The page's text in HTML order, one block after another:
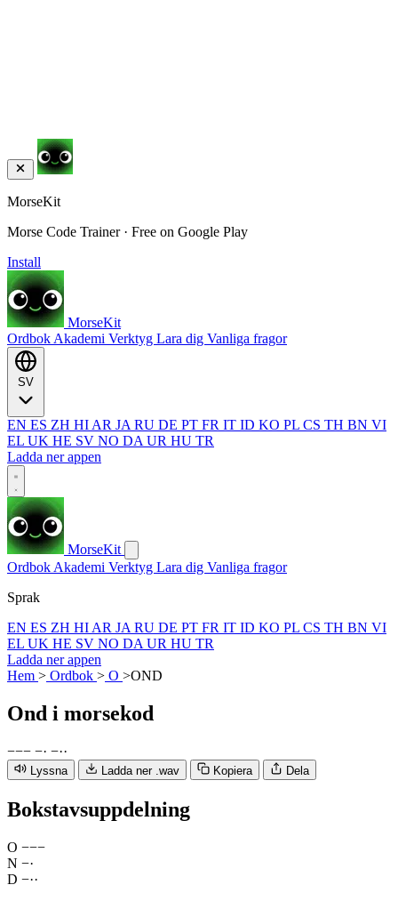
MorseKit
Morse Code Trainer · Free on Google Play
Install
MorseKit
Ordbok Akademi Verktyg Lara dig Vanliga fragor
EN ES ZH HI AR JA RU DE PT FR IT ID KO PL CS TH BN VI
EL UK HE SV NO DA UR HU TR
Ladda ner appen
MorseKit
Ordbok Akademi Verktyg Lara dig Vanliga fragor
Sprak
EN ES ZH HI AR JA RU DE PT FR IT ID KO PL CS TH BN VI
EL UK HE SV NO DA UR HU TR
Ladda ner appen
Hem > Ordbok > O >OND
Ond i morsekod
−−− −· −··
Lyssna Ladda ner .wav Kopiera Dela
Bokstavsuppdelning
O −−−
N −·
D −··